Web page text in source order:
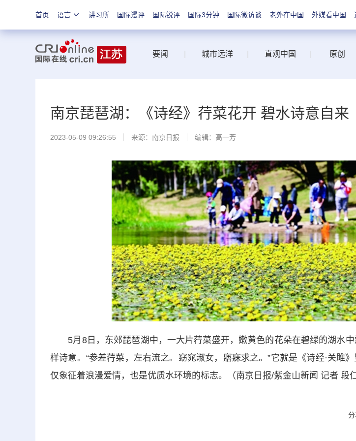
首页 语言 讲习所 国际漫评 国际锐评 国际3分钟 国际微访谈 老外在中国 外媒看中国
要闻 城市远洋 直观中国 原创
南京琵琶湖：《诗经》荇菜花开 碧水诗意自来
2023-05-09 09:26:55 来源： 南京日报 编辑：高一芳
5月8日，东郊琵琶湖中，一大片荇菜盛开，嫩黄色的花朵在碧绿的湖水中
样诗意。“参差荇菜，左右流之。窈窕淑女，寤寐求之。”它就是《诗经·关雎
仅象征着浪漫爱情，也是优质水环境的标志。（南京日报/紫金山新闻 记者 段
分